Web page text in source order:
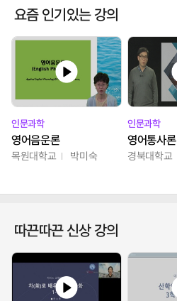
요즘 인기있는 강의
인문과학
영어음운론
목원대학교 박미숙
인문과학
영어통사론
경북대학교
따끈따끈 신상 강의